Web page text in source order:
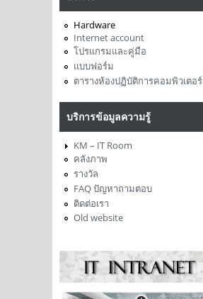
Hardware
Internet account
โปรแกรมและคู่มือ
แบบฟอร์ม
ตารางห้องปฏิบัติการคอมพิวเตอร์
บริการข้อมูลความรู้
KM – IT Room
คลังภาพ
รางวัล
FAQ ปัญหาถามตอบ
ติดต่อเรา
Old website